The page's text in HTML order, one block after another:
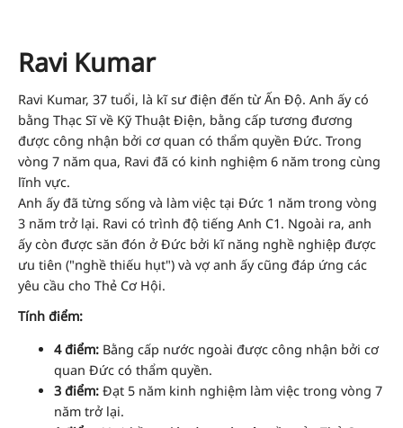
Ravi Kumar
Ravi Kumar, 37 tuổi, là kĩ sư điện đến từ Ấn Độ. Anh ấy có
bằng Thạc Sĩ về Kỹ Thuật Điện, bằng cấp tương đương
được công nhận bởi cơ quan có thẩm quyền Đức. Trong
vòng 7 năm qua, Ravi đã có kinh nghiệm 6 năm trong cùng
lĩnh vực.
Anh ấy đã từng sống và làm việc tại Đức 1 năm trong vòng
3 năm trở lại. Ravi có trình độ tiếng Anh C1. Ngoài ra, anh
ấy còn được săn đón ở Đức bởi kĩ năng nghề nghiệp được
ưu tiên ("nghề thiếu hụt") và vợ anh ấy cũng đáp ứng các
yêu cầu cho Thẻ Cơ Hội.
Tính điểm:
4 điểm: Bằng cấp nước ngoài được công nhận bởi cơ
quan Đức có thẩm quyền.
3 điểm: Đạt 5 năm kinh nghiệm làm việc trong vòng 7
năm trở lại.